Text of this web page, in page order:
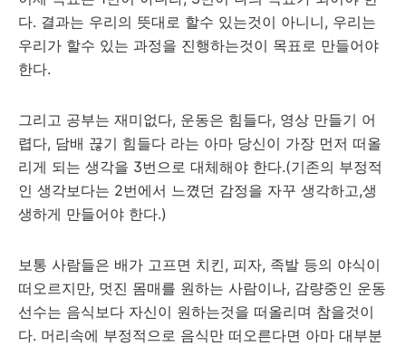
다. 결과는 우리의 뜻대로 할수 있는것이 아니니, 우리는
우리가 할수 있는 과정을 진행하는것이 목표로 만들어야
한다.
그리고 공부는 재미없다, 운동은 힘들다, 영상 만들기 어
렵다, 담배 끊기 힘들다 라는 아마 당신이 가장 먼저 떠올
리게 되는 생각을 3번으로 대체해야 한다.(기존의 부정적
인 생각보다는 2번에서 느꼈던 감정을 자꾸 생각하고,생
생하게 만들어야 한다.)
보통 사람들은 배가 고프면 치킨, 피자, 족발 등의 야식이
떠오르지만, 멋진 몸매를 원하는 사람이나, 감량중인 운동
선수는 음식보다 자신이 원하는것을 떠올리며 참을것이
다. 머리속에 부정적으로 음식만 떠오른다면 아마 대부분